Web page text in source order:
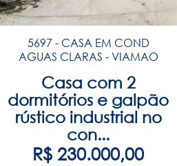
5697 - CASA EM COND
AGUAS CLARAS - VIAMAO
Casa com 2
dormitórios e galpão
rústico industrial no
con...
R$ 230.000,00